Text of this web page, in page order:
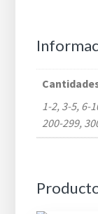
1-2, 3-5, 6-
200-299,